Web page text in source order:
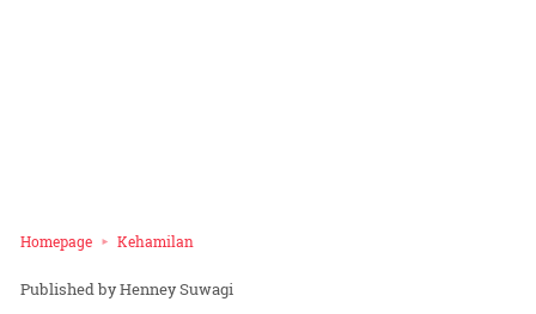
Homepage Kehamilan
Henney Suwagi